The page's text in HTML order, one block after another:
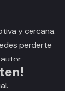
y cercana.
perderte